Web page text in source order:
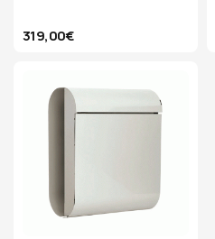
319,00€